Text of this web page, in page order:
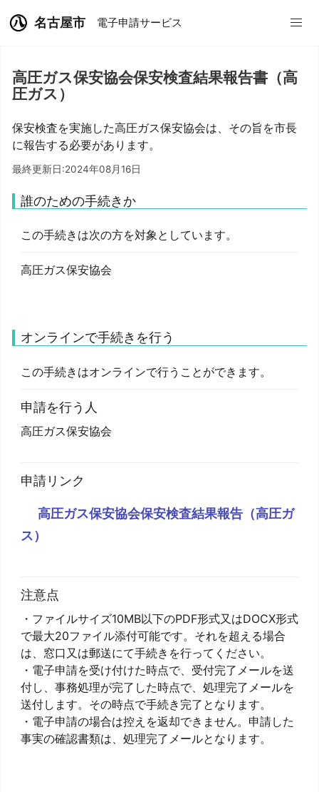
名古屋市 電子申請サービス
高圧ガス保安協会保安検査結果報告書（高
圧ガス）
保安検査を実施した高圧ガス保安協会は、その旨を市長
に報告する必要があります。
最終更新日:2024年08月16日
誰のための手続きか
この手続きは次の方を対象としています。
高圧ガス保安協会
オンラインで手続きを行う
この手続きはオンラインで行うことができます。
申請を行う人
高圧ガス保安協会
申請リンク
高圧ガス保安協会保安検査結果報告（高圧ガ
ス）
注意点
・ファイルサイズ10MB以下のPDF形式又はDOCX形式
で最大20ファイル添付可能です。それを超える場合
は、窓口又は郵送にて手続きを行ってください。
・電子申請を受け付けた時点で、受付完了メールを送
付し、事務処理が完了した時点で、処理完了メールを
送付します。その時点で手続き完了となります。
・電子申請の場合は控えを返却できません。申請した
事実の確認書類は、処理完了メールとなります。